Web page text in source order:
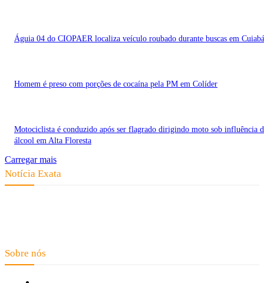
Águia 04 do CIOPAER localiza veículo roubado durante buscas em Cuiabá
Homem é preso com porções de cocaína pela PM em Colíder
Motociclista é conduzido após ser flagrado dirigindo moto sob influência
álcool em Alta Floresta
Carregar mais
Notícia Exata
Sobre nós